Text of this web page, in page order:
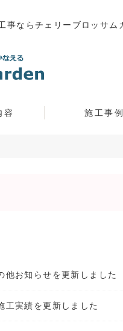
事ならチェリーブロッサム
容 施工事例
お知らせを更新しました
実績を更新しました